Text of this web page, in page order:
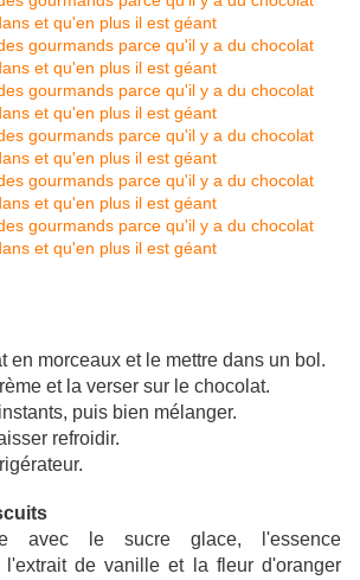
en morceaux et le mettre dans un bol.
et la verser sur le chocolat.
puis bien mélanger.
refroidir.
avec le sucre glace, l'essence
l'extrait de vanille et la fleur d'oranger